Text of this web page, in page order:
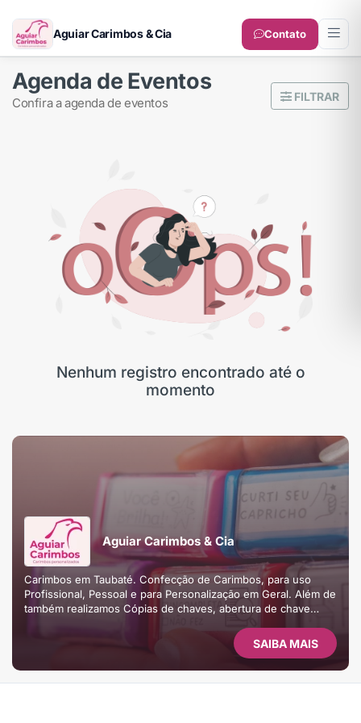
Aguiar Carimbos & Cia Contato
Agenda de Eventos
confira a agenda de eventos FILTRAR
Nenhum registro encontrado até o
momento
Aguiar Carimbos & Cia
Carimbos em Taubaté. Confecção de Carimbos, para uso
Profissional, Pessoal e para Personalização em Geral. Além de
também realizamos Cópias de chaves, abertura de chave
SAIBA MAIS